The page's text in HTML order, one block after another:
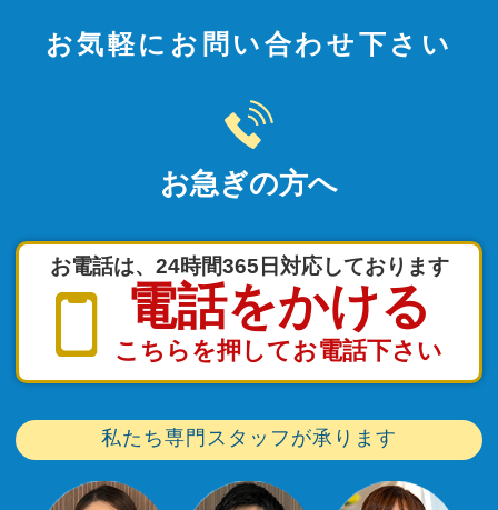
お気軽にお問い合わせ下さい
お急ぎの方へ
お電話は、24時間365日対応しております
電話をかける
こちらを押してお電話下さい
私たち専門スタッフが承ります